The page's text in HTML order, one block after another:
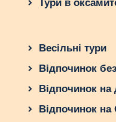
Тури в
Весільні тури
Відпочинок
Відпочинок на
Відпочинок